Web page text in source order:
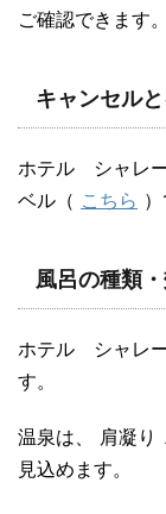
ご確認できます。
キャンセル
ホテル シャレ
ベル（ こちら
風呂の種類
ホテル シャレー
す。
温泉は、 肩凝り
見込めます。